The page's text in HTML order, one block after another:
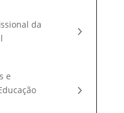
da
e